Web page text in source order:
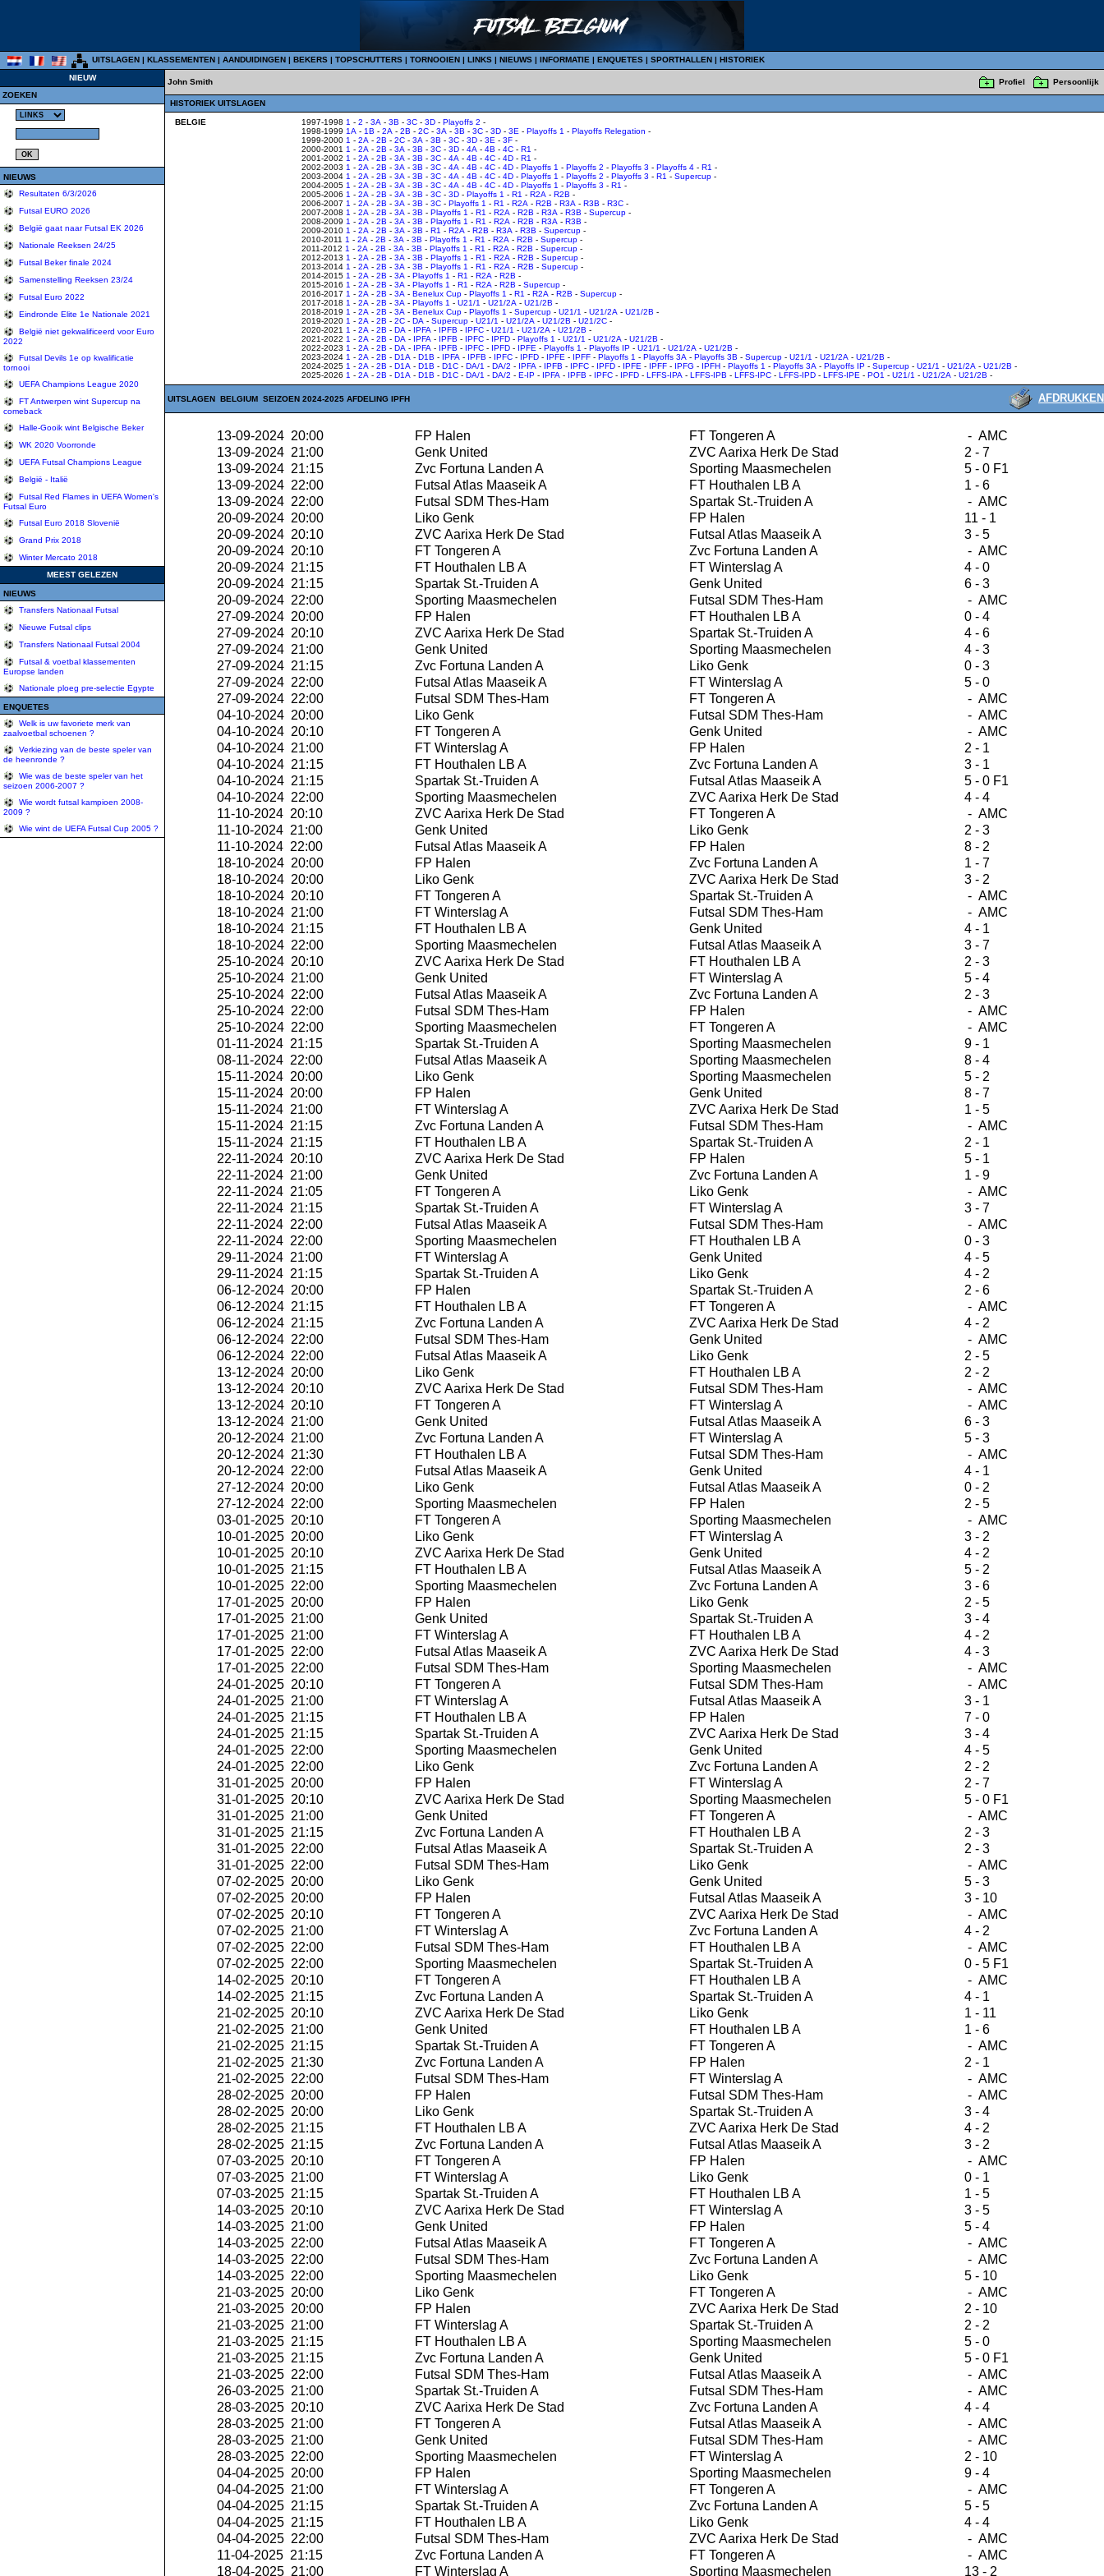
UITSLAGEN | KLASSEMENTEN | AANDUIDINGEN | BEKERS | TOPSCHUTTERS | TORNOOIEN | LINKS | NIEUWS | INFORMATIE | ENQUETES | SPORTHALLEN | HISTORIEK
NIEUW
ZOEKEN
NIEUWS
Resultaten 6/3/2026
Futsal EURO 2026
België gaat naar Futsal EK 2026
Nationale Reeksen 24/25
Futsal Beker finale 2024
Samenstelling Reeksen 23/24
Futsal Euro 2022
Eindronde Elite 1e Nationale 2021
België niet gekwalificeerd voor Euro
2022
Futsal Devils 1e op kwalificatie
tornooi
UEFA Champions League 2020
FT Antwerpen wint Supercup na
comeback
Halle-Gooik wint Belgische Beker
WK 2020 Voorronde
UEFA Futsal Champions League
België - Italië
Futsal Red Flames in UEFA Women's
Futsal Euro
Futsal Euro 2018 Slovenië
Grand Prix 2018
Winter Mercato 2018
MEEST GELEZEN
NIEUWS
Transfers Nationaal Futsal
Nieuwe Futsal clips
Transfers Nationaal Futsal 2004
Futsal & voetbal klassementen
Europse landen
Nationale ploeg pre-selectie Egypte
ENQUETES
Welk is uw favoriete merk van
zaalvoetbal schoenen ?
Verkiezing van de beste speler van
de heenronde ?
Wie was de beste speler van het
seizoen 2006-2007 ?
Wie wordt futsal kampioen 2008-
2009 ?
Wie wint de UEFA Futsal Cup 2005 ?
John Smith Profiel Persoonlijk
HISTORIEK UITSLAGEN
BELGIE 1997-1998 1 - 2 - 3A - 3B - 3C - 3D - Playoffs 2 -
1998-1999 1A - 1B - 2A - 2B - 2C - 3A - 3B - 3C - 3D - 3E - Playoffs 1 - Playoffs Relegation -
1999-2000 1 - 2A - 2B - 2C - 3A - 3B - 3C - 3D - 3E - 3F -
2000-2001 1 - 2A - 2B - 3A - 3B - 3C - 3D - 4A - 4B - 4C - R1 -
2001-2002 1 - 2A - 2B - 3A - 3B - 3C - 4A - 4B - 4C - 4D - R1 -
2002-2003 1 - 2A - 2B - 3A - 3B - 3C - 4A - 4B - 4C - 4D - Playoffs 1 - Playoffs 2 - Playoffs 3 - Playoffs 4 - R1 -
2003-2004 1 - 2A - 2B - 3A - 3B - 3C - 4A - 4B - 4C - 4D - Playoffs 1 - Playoffs 2 - Playoffs 3 - R1 - Supercup -
2004-2005 1 - 2A - 2B - 3A - 3B - 3C - 4A - 4B - 4C - 4D - Playoffs 1 - Playoffs 3 - R1 -
2005-2006 1 - 2A - 2B - 3A - 3B - 3C - 3D - Playoffs 1 - R1 - R2A - R2B -
2006-2007 1 - 2A - 2B - 3A - 3B - 3C - Playoffs 1 - R1 - R2A - R2B - R3A - R3B - R3C -
2007-2008 1 - 2A - 2B - 3A - 3B - Playoffs 1 - R1 - R2A - R2B - R3A - R3B - Supercup -
2008-2009 1 - 2A - 2B - 3A - 3B - Playoffs 1 - R1 - R2A - R2B - R3A - R3B -
2009-2010 1 - 2A - 2B - 3A - 3B - R1 - R2A - R2B - R3A - R3B - Supercup -
2010-2011 1 - 2A - 2B - 3A - 3B - Playoffs 1 - R1 - R2A - R2B - Supercup -
2011-2012 1 - 2A - 2B - 3A - 3B - Playoffs 1 - R1 - R2A - R2B - Supercup -
2012-2013 1 - 2A - 2B - 3A - 3B - Playoffs 1 - R1 - R2A - R2B - Supercup -
2013-2014 1 - 2A - 2B - 3A - 3B - Playoffs 1 - R1 - R2A - R2B - Supercup -
2014-2015 1 - 2A - 2B - 3A - Playoffs 1 - R1 - R2A - R2B -
2015-2016 1 - 2A - 2B - 3A - Playoffs 1 - R1 - R2A - R2B - Supercup -
2016-2017 1 - 2A - 2B - 3A - Benelux Cup - Playoffs 1 - R1 - R2A - R2B - Supercup -
2017-2018 1 - 2A - 2B - 3A - Playoffs 1 - U21/1 - U21/2A - U21/2B -
2018-2019 1 - 2A - 2B - 3A - Benelux Cup - Playoffs 1 - Supercup - U21/1 - U21/2A - U21/2B -
2019-2020 1 - 2A - 2B - 2C - DA - Supercup - U21/1 - U21/2A - U21/2B - U21/2C -
2020-2021 1 - 2A - 2B - DA - IPFA - IPFB - IPFC - U21/1 - U21/2A - U21/2B -
2021-2022 1 - 2A - 2B - DA - IPFA - IPFB - IPFC - IPFD - Playoffs 1 - U21/1 - U21/2A - U21/2B -
2022-2023 1 - 2A - 2B - DA - IPFA - IPFB - IPFC - IPFD - IPFE - Playoffs 1 - Playoffs IP - U21/1 - U21/2A - U21/2B -
2023-2024 1 - 2A - 2B - D1A - D1B - IPFA - IPFB - IPFC - IPFD - IPFE - IPFF - Playoffs 1 - Playoffs 3A - Playoffs 3B - Supercup - U21/1 - U21/2A - U21/2B -
2024-2025 1 - 2A - 2B - D1A - D1B - D1C - DA/1 - DA/2 - IPFA - IPFB - IPFC - IPFD - IPFE - IPFF - IPFG - IPFH - Playoffs 1 - Playoffs 3A - Playoffs IP - Supercup - U21/1 - U21/2A - U21/2B -
2025-2026 1 - 2A - 2B - D1A - D1B - D1C - DA/1 - DA/2 - E-IP - IPFA - IPFB - IPFC - IPFD - LFFS-IPA - LFFS-IPB - LFFS-IPC - LFFS-IPD - LFFS-IPE - PO1 - U21/1 - U21/2A - U21/2B -
UITSLAGEN BELGIUM SEIZOEN 2024-2025 AFDELING IPFH AFDRUKKEN
13-09-2024 20:00 FP Halen FT Tongeren A
- AMC
13-09-2024 21:00
Genk United ZVC Aarixa Herk De Stad
2 - 7
13-09-2024 21:15
Zvc Fortuna Landen A Sporting Maasmechelen
5 - 0 F1
13-09-2024 22:00
Futsal Atlas Maaseik A FT Houthalen LB A
1 - 6
13-09-2024 22:00
Futsal SDM Thes-Ham Spartak St.-Truiden A
- AMC
20-09-2024 20:00
Liko Genk FP Halen
11 - 1
20-09-2024 20:10
ZVC Aarixa Herk De Stad Futsal Atlas Maaseik A
3 - 5
20-09-2024 20:10
FT Tongeren A Zvc Fortuna Landen A
- AMC
20-09-2024 21:15
FT Houthalen LB A FT Winterslag A
4 - 0
20-09-2024 21:15
Spartak St.-Truiden A Genk United
6 - 3
20-09-2024 22:00
Sporting Maasmechelen Futsal SDM Thes-Ham
- AMC
27-09-2024 20:00
FP Halen FT Houthalen LB A
0 - 4
27-09-2024 20:10
ZVC Aarixa Herk De Stad Spartak St.-Truiden A
4 - 6
27-09-2024 21:00
Genk United Sporting Maasmechelen
4 - 3
27-09-2024 21:15
Zvc Fortuna Landen A Liko Genk
0 - 3
27-09-2024 22:00
Futsal Atlas Maaseik A FT Winterslag A
5 - 0
27-09-2024 22:00
Futsal SDM Thes-Ham FT Tongeren A
- AMC
04-10-2024 20:00
Liko Genk Futsal SDM Thes-Ham
- AMC
04-10-2024 20:10
FT Tongeren A Genk United
- AMC
04-10-2024 21:00
FT Winterslag A FP Halen
2 - 1
04-10-2024 21:15
FT Houthalen LB A Zvc Fortuna Landen A
3 - 1
04-10-2024 21:15
Spartak St.-Truiden A Futsal Atlas Maaseik A
5 - 0 F1
04-10-2024 22:00
Sporting Maasmechelen ZVC Aarixa Herk De Stad
4 - 4
11-10-2024 20:10
ZVC Aarixa Herk De Stad FT Tongeren A
- AMC
11-10-2024 21:00
Genk United Liko Genk
2 - 3
11-10-2024 22:00
Futsal Atlas Maaseik A FP Halen
8 - 2
18-10-2024 20:00
FP Halen Zvc Fortuna Landen A
1 - 7
18-10-2024 20:00
Liko Genk ZVC Aarixa Herk De Stad
3 - 2
18-10-2024 20:10
FT Tongeren A Spartak St.-Truiden A
- AMC
18-10-2024 21:00
FT Winterslag A Futsal SDM Thes-Ham
- AMC
18-10-2024 21:15
FT Houthalen LB A Genk United
4 - 1
18-10-2024 22:00
Sporting Maasmechelen Futsal Atlas Maaseik A
3 - 7
25-10-2024 20:10
ZVC Aarixa Herk De Stad FT Houthalen LB A
2 - 3
25-10-2024 21:00
Genk United FT Winterslag A
5 - 4
25-10-2024 22:00
Futsal Atlas Maaseik A Zvc Fortuna Landen A
2 - 3
25-10-2024 22:00
Futsal SDM Thes-Ham FP Halen
- AMC
25-10-2024 22:00
Sporting Maasmechelen FT Tongeren A
- AMC
01-11-2024 21:15
Spartak St.-Truiden A Sporting Maasmechelen
9 - 1
08-11-2024 22:00
Futsal Atlas Maaseik A Sporting Maasmechelen
8 - 4
15-11-2024 20:00
Liko Genk Sporting Maasmechelen
5 - 2
15-11-2024 20:00
FP Halen Genk United
8 - 7
15-11-2024 21:00
FT Winterslag A ZVC Aarixa Herk De Stad
1 - 5
15-11-2024 21:15
Zvc Fortuna Landen A Futsal SDM Thes-Ham
- AMC
15-11-2024 21:15
FT Houthalen LB A Spartak St.-Truiden A
2 - 1
22-11-2024 20:10
ZVC Aarixa Herk De Stad FP Halen
5 - 1
22-11-2024 21:00
Genk United Zvc Fortuna Landen A
1 - 9
22-11-2024 21:05
FT Tongeren A Liko Genk
- AMC
22-11-2024 21:15
Spartak St.-Truiden A FT Winterslag A
3 - 7
22-11-2024 22:00
Futsal Atlas Maaseik A Futsal SDM Thes-Ham
- AMC
22-11-2024 22:00
Sporting Maasmechelen FT Houthalen LB A
0 - 3
29-11-2024 21:00
FT Winterslag A Genk United
4 - 5
29-11-2024 21:15
Spartak St.-Truiden A Liko Genk
4 - 2
06-12-2024 20:00
FP Halen Spartak St.-Truiden A
2 - 6
06-12-2024 21:15
FT Houthalen LB A FT Tongeren A
- AMC
06-12-2024 21:15
Zvc Fortuna Landen A ZVC Aarixa Herk De Stad
4 - 2
06-12-2024 22:00
Futsal SDM Thes-Ham Genk United
- AMC
06-12-2024 22:00
Futsal Atlas Maaseik A Liko Genk
2 - 5
13-12-2024 20:00
Liko Genk FT Houthalen LB A
2 - 2
13-12-2024 20:10
ZVC Aarixa Herk De Stad Futsal SDM Thes-Ham
- AMC
13-12-2024 20:10
FT Tongeren A FT Winterslag A
- AMC
13-12-2024 21:00
Genk United Futsal Atlas Maaseik A
6 - 3
20-12-2024 21:00
Zvc Fortuna Landen A FT Winterslag A
5 - 3
20-12-2024 21:30
FT Houthalen LB A Futsal SDM Thes-Ham
- AMC
20-12-2024 22:00
Futsal Atlas Maaseik A Genk United
4 - 1
27-12-2024 20:00
Liko Genk Futsal Atlas Maaseik A
0 - 2
27-12-2024 22:00
Sporting Maasmechelen FP Halen
2 - 5
03-01-2025 20:10
FT Tongeren A Sporting Maasmechelen
- AMC
10-01-2025 20:00
Liko Genk FT Winterslag A
3 - 2
10-01-2025 20:10
ZVC Aarixa Herk De Stad Genk United
4 - 2
10-01-2025 21:15
FT Houthalen LB A Futsal Atlas Maaseik A
5 - 2
10-01-2025 22:00
Sporting Maasmechelen Zvc Fortuna Landen A
3 - 6
17-01-2025 20:00
FP Halen Liko Genk
2 - 5
17-01-2025 21:00
Genk United Spartak St.-Truiden A
3 - 4
17-01-2025 21:00
FT Winterslag A FT Houthalen LB A
4 - 2
17-01-2025 22:00
Futsal Atlas Maaseik A ZVC Aarixa Herk De Stad
4 - 3
17-01-2025 22:00
Futsal SDM Thes-Ham Sporting Maasmechelen
- AMC
24-01-2025 20:10
FT Tongeren A Futsal SDM Thes-Ham
- AMC
24-01-2025 21:00
FT Winterslag A Futsal Atlas Maaseik A
3 - 1
24-01-2025 21:15
FT Houthalen LB A FP Halen
7 - 0
24-01-2025 21:15
Spartak St.-Truiden A ZVC Aarixa Herk De Stad
3 - 4
24-01-2025 22:00
Sporting Maasmechelen Genk United
4 - 5
24-01-2025 22:00
Liko Genk Zvc Fortuna Landen A
2 - 2
31-01-2025 20:00
FP Halen FT Winterslag A
2 - 7
31-01-2025 20:10
ZVC Aarixa Herk De Stad Sporting Maasmechelen
5 - 0 F1
31-01-2025 21:00
Genk United FT Tongeren A
- AMC
31-01-2025 21:15
Zvc Fortuna Landen A FT Houthalen LB A
2 - 3
31-01-2025 22:00
Futsal Atlas Maaseik A Spartak St.-Truiden A
2 - 3
31-01-2025 22:00
Futsal SDM Thes-Ham Liko Genk
- AMC
07-02-2025 20:00
Liko Genk Genk United
5 - 3
07-02-2025 20:00
FP Halen Futsal Atlas Maaseik A
3 - 10
07-02-2025 20:10
FT Tongeren A ZVC Aarixa Herk De Stad
- AMC
07-02-2025 21:00
FT Winterslag A Zvc Fortuna Landen A
4 - 2
07-02-2025 22:00
Futsal SDM Thes-Ham FT Houthalen LB A
- AMC
07-02-2025 22:00
Sporting Maasmechelen Spartak St.-Truiden A
0 - 5 F1
14-02-2025 20:10
FT Tongeren A FT Houthalen LB A
- AMC
14-02-2025 21:15
Zvc Fortuna Landen A Spartak St.-Truiden A
4 - 1
21-02-2025 20:10
ZVC Aarixa Herk De Stad Liko Genk
1 - 11
21-02-2025 21:00
Genk United FT Houthalen LB A
1 - 6
21-02-2025 21:15
Spartak St.-Truiden A FT Tongeren A
- AMC
21-02-2025 21:30
Zvc Fortuna Landen A FP Halen
2 - 1
21-02-2025 22:00
Futsal SDM Thes-Ham FT Winterslag A
- AMC
28-02-2025 20:00
FP Halen Futsal SDM Thes-Ham
- AMC
28-02-2025 20:00
Liko Genk Spartak St.-Truiden A
3 - 4
28-02-2025 21:15
FT Houthalen LB A ZVC Aarixa Herk De Stad
4 - 2
28-02-2025 21:15
Zvc Fortuna Landen A Futsal Atlas Maaseik A
3 - 2
07-03-2025 20:10
FT Tongeren A FP Halen
- AMC
07-03-2025 21:00
FT Winterslag A Liko Genk
0 - 1
07-03-2025 21:15
Spartak St.-Truiden A FT Houthalen LB A
1 - 5
14-03-2025 20:10
ZVC Aarixa Herk De Stad FT Winterslag A
3 - 5
14-03-2025 21:00
Genk United FP Halen
5 - 4
14-03-2025 22:00
Futsal Atlas Maaseik A FT Tongeren A
- AMC
14-03-2025 22:00
Futsal SDM Thes-Ham Zvc Fortuna Landen A
- AMC
14-03-2025 22:00
Sporting Maasmechelen Liko Genk
5 - 10
21-03-2025 20:00
Liko Genk FT Tongeren A
- AMC
21-03-2025 20:00
FP Halen ZVC Aarixa Herk De Stad
2 - 10
21-03-2025 21:00
FT Winterslag A Spartak St.-Truiden A
2 - 2
21-03-2025 21:15
FT Houthalen LB A Sporting Maasmechelen
5 - 0
21-03-2025 21:15
Zvc Fortuna Landen A Genk United
5 - 0 F1
21-03-2025 22:00
Futsal SDM Thes-Ham Futsal Atlas Maaseik A
- AMC
26-03-2025 21:00
Spartak St.-Truiden A Futsal SDM Thes-Ham
- AMC
28-03-2025 20:10
ZVC Aarixa Herk De Stad Zvc Fortuna Landen A
4 - 4
28-03-2025 21:00
FT Tongeren A Futsal Atlas Maaseik A
- AMC
28-03-2025 21:00
Genk United Futsal SDM Thes-Ham
- AMC
28-03-2025 22:00
Sporting Maasmechelen FT Winterslag A
2 - 10
04-04-2025 20:00
FP Halen Sporting Maasmechelen
9 - 4
04-04-2025 21:00
FT Winterslag A FT Tongeren A
- AMC
04-04-2025 21:15
Spartak St.-Truiden A Zvc Fortuna Landen A
5 - 5
04-04-2025 21:15
FT Houthalen LB A Liko Genk
4 - 4
04-04-2025 22:00
Futsal SDM Thes-Ham ZVC Aarixa Herk De Stad
- AMC
11-04-2025 21:15
Zvc Fortuna Landen A FT Tongeren A
- AMC
18-04-2025 21:00
FT Winterslag A Sporting Maasmechelen 13 - 2